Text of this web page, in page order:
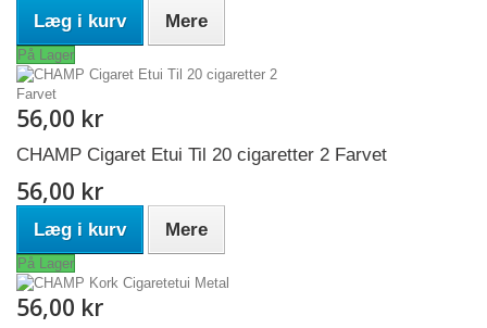
Læg i kurv Mere
På Lager
56,00 kr
CHAMP Cigaret Etui Til 20 cigaretter 2 Farvet
56,00 kr
Læg i kurv Mere
På Lager
56,00 kr